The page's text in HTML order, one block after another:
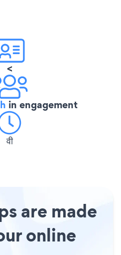
<
in engagement
वी
are made
online